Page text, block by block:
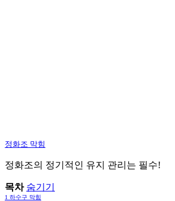
정화조 막힘
정화조의 정기적인 유지 관리는 필수!
목차 숨기기
1 하수구 막힘